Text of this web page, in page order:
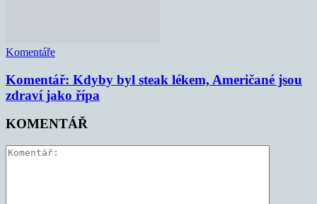
Komentáře
Komentář: Kdyby byl steak lékem, Američané jsou
zdraví jako řípa
KOMENTÁŘ